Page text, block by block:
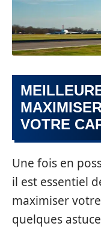
VOTRE
Une fois en
il est essentiel
maximiser
quelques